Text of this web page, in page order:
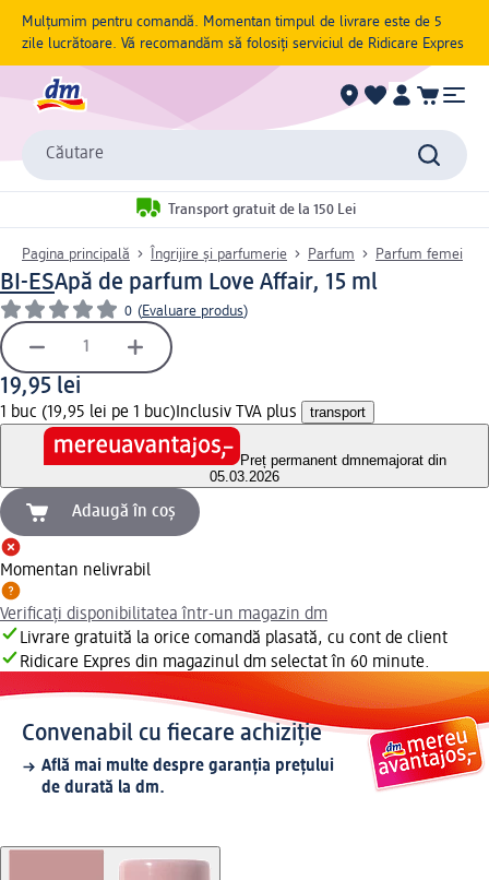
Mulțumim pentru comandă. Momentan timpul de livrare este de 5
zile lucrătoare. Vă recomandăm să folosiți serviciul de Ridicare Expres
Căutare
Transport gratuit de la 150 Lei
Pagina principală Îngrijire și parfumerie Parfum Parfum femei
BI-ESApă de parfum Love Affair, 15 ml
0 (Evaluare produs)
19,95 lei
1 buc (19,95 lei pe 1 buc) Inclusiv TVA plus transport
Preț permanent dmnemajorat din
05.03.2026
Adaugă în coș
Momentan nelivrabil
Verificați disponibilitatea într-un magazin dm
Livrare gratuită la orice comandă plasată, cu cont de client
Ridicare Expres din magazinul dm selectat în 60 minute.
Convenabil cu fiecare achiziție
Află mai multe despre garanția prețului
de durată la dm.